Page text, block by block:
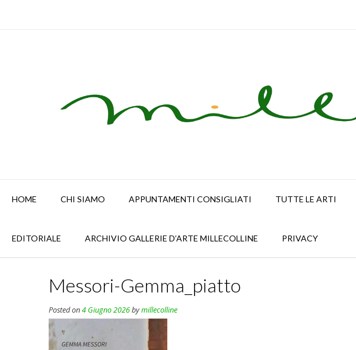
HOME CHI SIAMO APPUNTAMENTI CONSIGLIATI TUTTE LE ARTI
EDITORIALE ARCHIVIO GALLERIE D’ARTE MILLECOLLINE PRIVACY
Messori-Gemma_piatto
Posted on4 Giugno 2026bymillecolline